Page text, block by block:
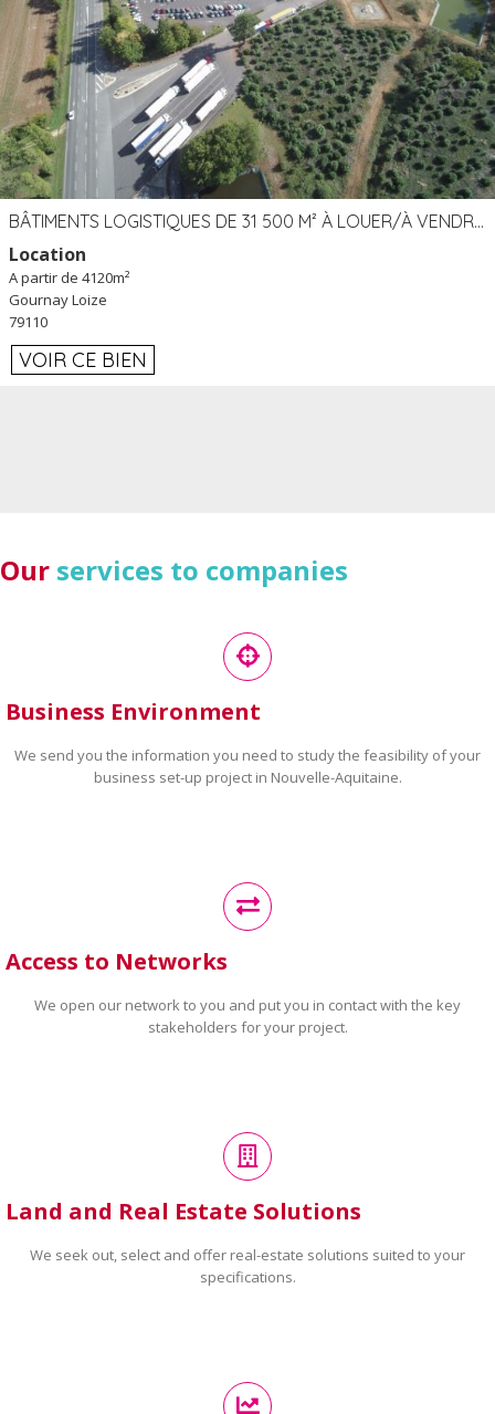
BÂTIMENTS LOGISTIQUES DE 31 500 M² À LOUER/À VENDRE SUR UN SITE DE 17 HA (79)
Location
A partir de 4120m²
Gournay Loize
79110
VOIR CE BIEN
Our services to companies
Business Environment
We send you the information you need to study the feasibility of your
business set-up project in Nouvelle-Aquitaine.
Access to Networks
We open our network to you and put you in contact with the key
stakeholders for your project.
Land and Real Estate Solutions
We seek out, select and offer real-estate solutions suited to your
specifications.